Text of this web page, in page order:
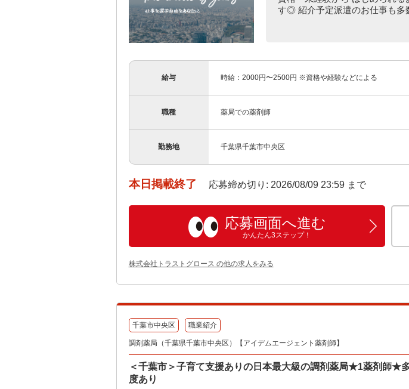
す◎ 紹介予定派遣のお仕事も多
給与 時給：2000円〜2500円 ※資格や経験などによる
職種 薬局での薬剤師
勤務地 千葉県千葉市中央区
本日掲載終了 応募締め切り: 2026/08/09 23:59 まで
応募画面へ進む
かんたん3ステップ！
株式会社トラストグロース の他の求人をみる
千葉市中央区 職業紹介
調剤薬局（千葉県千葉市中央区）【アイデムエージェント薬剤師】
＜千葉市＞子育て支援ありの日本最大級の調剤薬局★1薬剤師★
度あり